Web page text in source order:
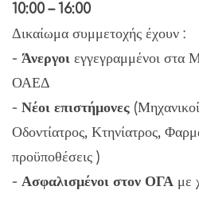
10:00 – 16:00
Δικαίωμα συμμετοχής έχουν :
- Άνεργοι εγγεγραμμένοι στα
ΟΑΕΔ
- Νέοι επιστήμονες
Οδοντίατρος, Κτηνίατρος,
προϋποθέσεις )
- Ασφαλισμένοι στον ΟΓΑ με